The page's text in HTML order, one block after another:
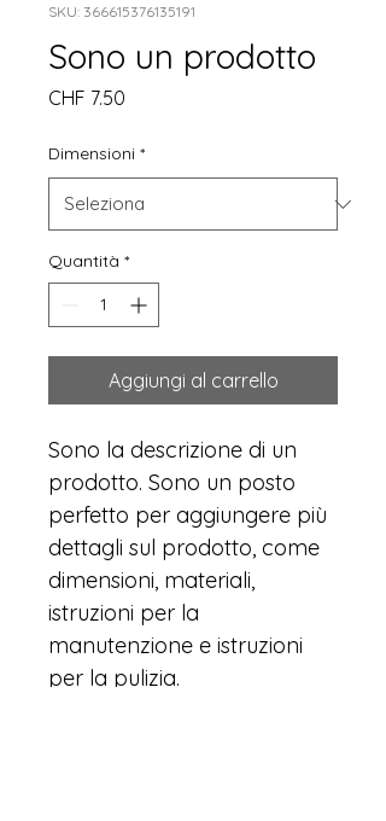
SKU: 366615376135191
Sono un prodotto
CHF 7.50
Dimensioni *
Quantità *
Aggiungi al carrello
Sono la descrizione di un
prodotto. Sono un posto
perfetto per aggiungere più
dettagli sul prodotto, come
dimensioni, materiali,
istruzioni per la
manutenzione e istruzioni
per la pulizia.